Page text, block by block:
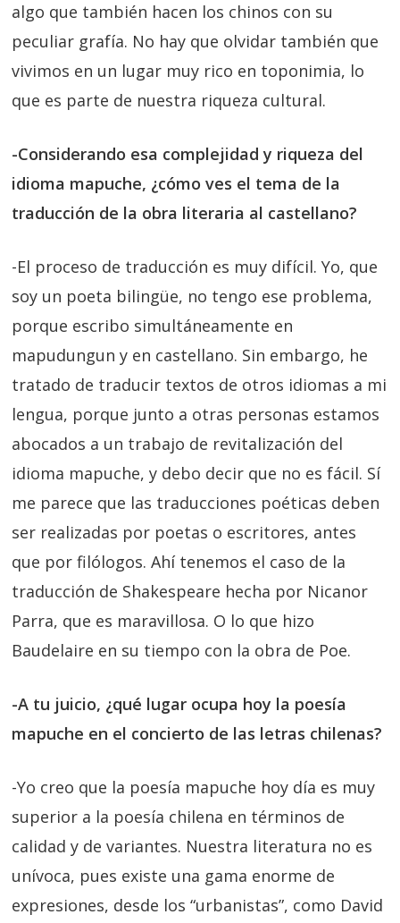
algo que también hacen los chinos con su
peculiar grafía. No hay que olvidar también que
vivimos en un lugar muy rico en toponimia, lo
que es parte de nuestra riqueza cultural.
-Considerando esa complejidad y riqueza del
idioma mapuche, ¿cómo ves el tema de la
traducción de la obra literaria al castellano?
-El proceso de traducción es muy difícil. Yo, que
soy un poeta bilingüe, no tengo ese problema,
porque escribo simultáneamente en
mapudungun y en castellano. Sin embargo, he
tratado de traducir textos de otros idiomas a mi
lengua, porque junto a otras personas estamos
abocados a un trabajo de revitalización del
idioma mapuche, y debo decir que no es fácil. Sí
me parece que las traducciones poéticas deben
ser realizadas por poetas o escritores, antes
que por filólogos. Ahí tenemos el caso de la
traducción de Shakespeare hecha por Nicanor
Parra, que es maravillosa. O lo que hizo
Baudelaire en su tiempo con la obra de Poe.
-A tu juicio, ¿qué lugar ocupa hoy la poesía
mapuche en el concierto de las letras chilenas?
-Yo creo que la poesía mapuche hoy día es muy
superior a la poesía chilena en términos de
calidad y de variantes. Nuestra literatura no es
unívoca, pues existe una gama enorme de
expresiones, desde los “urbanistas”, como David